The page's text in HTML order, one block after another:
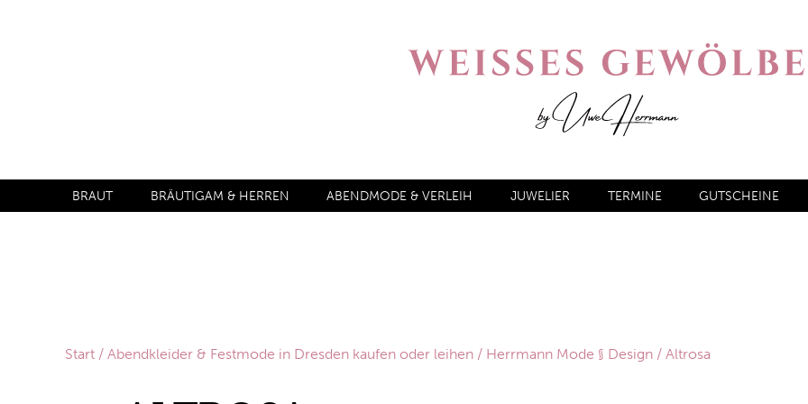
BRAUT BRÄUTIGAM & HERREN ABENDMODE & VERLEIH JUWELIER TERMINE GUTSCHEINE
Start / Abendkleider & Festmode in Dresden kaufen oder leihen / Herrmann Mode § Design / Altrosa